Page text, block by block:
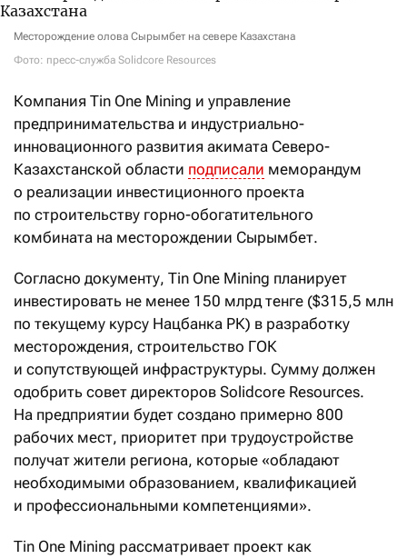
Месторождение олова Сырымбет на севере Казахстана
Фото: пресс-служба Solidcore Resources
Компания Tin One Mining и управление
предпринимательства и индустриально-
инновационного развития акимата Северо-
Казахстанской области подписали меморандум
о реализации инвестиционного проекта
по строительству горно-обогатительного
комбината на месторождении Сырымбет.
Согласно документу, Tin One Mining планирует
инвестировать не менее 150 млрд тенге ($315,5 млн
по текущему курсу Нацбанка РК) в разработку
месторождения, строительство ГОК
и сопутствующей инфраструктуры. Сумму должен
одобрить совет директоров Solidcore Resources.
На предприятии будет создано примерно 800
рабочих мест, приоритет при трудоустройстве
получат жители региона, которые «обладают
необходимыми образованием, квалификацией
и профессиональными компетенциями».
Tin One Mining рассматривает проект как